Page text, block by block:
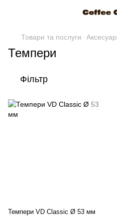
Товари та послуги
Темпери
Фільтр
Темпери VD Classic Ø 53 мм